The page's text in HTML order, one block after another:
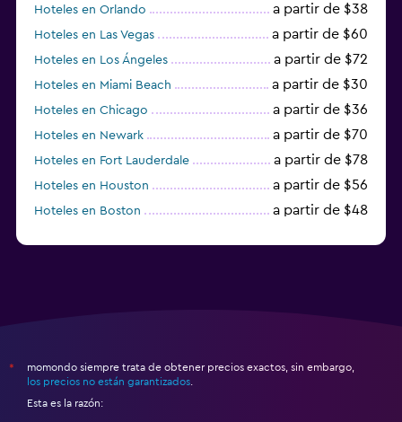
Hoteles en Orlando a partir de $38
Hoteles en Las Vegas a partir de $60
Hoteles en Los Ángeles a partir de $72
Hoteles en Miami Beach a partir de $30
Hoteles en Chicago a partir de $36
Hoteles en Newark a partir de $70
Hoteles en Fort Lauderdale a partir de $78
Hoteles en Houston a partir de $56
Hoteles en Boston a partir de $48
*
momondo siempre trata de obtener precios exactos, sin embargo,
los precios no están garantizados
Esta es la razón: